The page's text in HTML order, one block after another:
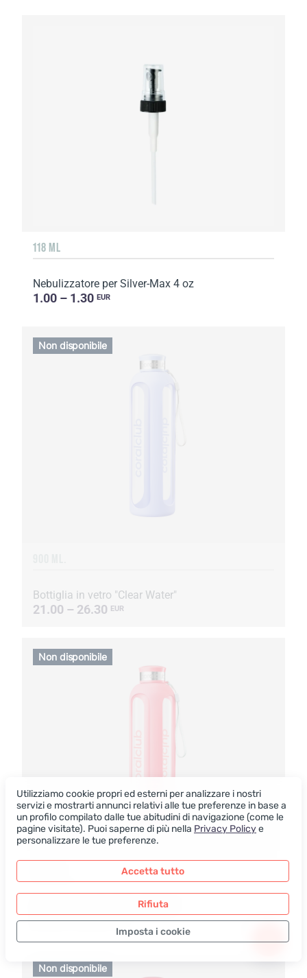
118 ML
Nebulizzatore per Silver-Max 4 oz
1.00 – 1.30 EUR
Bottiglia in vetro "Clear Water"
21.00 – 26.30 EUR
Non disponibile
Bottiglia in vetro "Clear Water"
21.00 – 26.30EUR
Non disponibile
Non disponibile
Utilizziamo cookie propri ed esterni per analizzare i nostri
servizi e mostrarti annunci relativi alle tue preferenze in base a
un profilo compilato dalle tue abitudini di navigazione (come le
pagine visitate). Puoi saperne di più nella Privacy Policye
personalizzare le tue preferenze.
Accetta tutto
Rifiuta
Imposta i cookie
Solo i dati necessari